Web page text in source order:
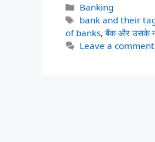
Categories
Banking
Tags
bank and their
of banks,बैंक और उसके
Leave a comment